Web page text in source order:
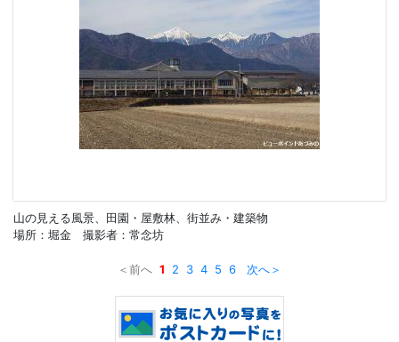
山の見える風景、田園・屋敷林、街並み・建築物
場所：堀金 撮影者：常念坊
＜前へ 1 2 3 4 5 6 次へ＞